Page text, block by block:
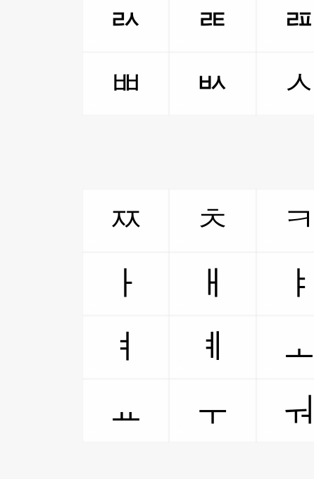
ㄽ
ㄾ ㄿ
ㅃ
ㅄ ㅅ
ㅉ ㅊ ㅋ
ㅏ
ㅐ ㅑ
ㅕ
ㅖ ㅗ
ㅛ
ㅜ ㅝ